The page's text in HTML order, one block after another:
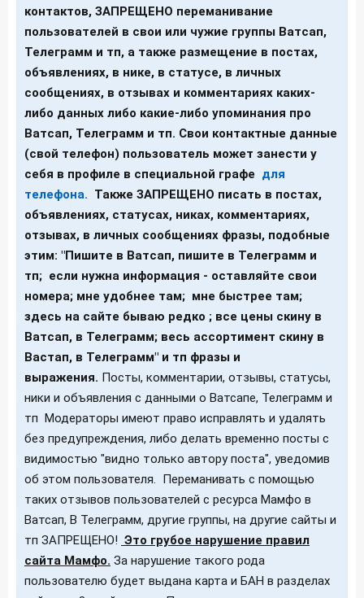
контактов, ЗАПРЕЩЕНО переманивание
пользователей в свои или чужие группы Ватсап,
Телеграмм и тп, а также размещение в постах,
объявлениях, в нике, в статусе, в личных
сообщениях, в отзывах и комментариях каких-
либо данных либо какие-либо упоминания про
Ватсап, Телеграмм и тп. Свои контактные данные
(свой телефон) пользователь может занести у
себя в профиле в специальной графе для
телефона. Также ЗАПРЕЩЕНО писать в постах,
объявлениях, статусах, никах, комментариях,
отзывах, в личных сообщениях фразы, подобные
этим: "Пишите в Ватсап, пишите в Телеграмм и
тп; если нужна информация - оставляйте свои
номера; мне удобнее там; мне быстрее там;
здесь на сайте бываю редко ; все цены скину в
Ватсап, в Телеграмм; весь ассортимент скину в
Вастап, в Телеграмм" и тп фразы и
выражения. Посты, комментарии, отзывы, статусы,
ники и объявления с данными о Ватсапе, Телеграмм и
тп Модераторы имеют право исправлять и удалять
без предупреждения, либо делать временно посты с
видимостью "видно только автору поста", уведомив
об этом пользователя. Переманивать с помощью
таких отзывов пользователей с ресурса Мамфо в
Ватсап, В Телеграмм, другие группы, на другие сайты и
тп ЗАПРЕЩЕНО! Это грубое нарушение правил
сайта Мамфо. За нарушение такого рода
пользователю будет выдана карта и БАН в разделах